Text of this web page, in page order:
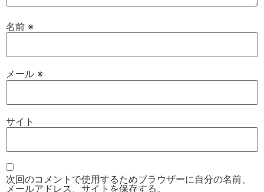
名前 ※
メール ※
サイト
次回のコメントで使用するためブラウザーに自分の名前、
メールアドレス、サイトを保存する。